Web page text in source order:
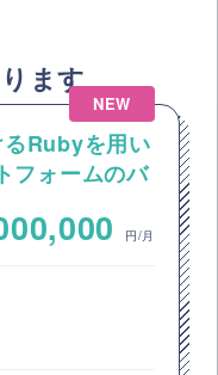
ます
NEW
るRubyを用い
フォームのバ
円/月